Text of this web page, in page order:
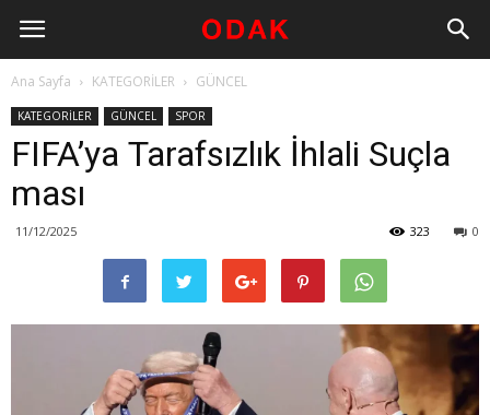
Ana Sayfa KATEGORİLER GÜNCEL
KATEGORİLER GÜNCEL SPOR
FIFA’ya Tarafsızlık İhlali Suçla
ması
11/12/2025 0
323